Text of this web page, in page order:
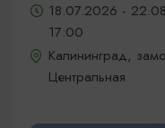
18.07.2026 -
17:00
Калининград,
Центральная